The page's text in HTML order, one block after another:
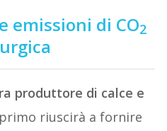
emissioni di CO2
produttore di calce e
riuscirà a fornire